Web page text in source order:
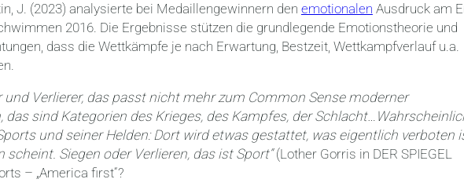
J. (2023) analysierte bei Medaillengewinnern den emotionalen Ausdruck am
2016. Die Ergebnisse stützen die grundlegende Emotionstheorie und
dass die Wettkämpfe je nach Erwartung, Bestzeit, Wettkampfverlauf u.a.
und Verlierer, das passt nicht mehr zum Common Sense moderner
das sind Kategorien des Krieges, des Kampfes, der
und seiner Helden: Dort wird etwas gestattet, was eigentlich verboten
Siegen oder Verlieren, das ist Sport“(Lother Gorris in DER SPIEGEL
– „America first“?